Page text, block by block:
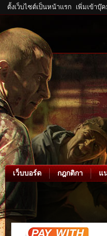
ตั้งเว็บไซต์เป็นหน้าแรก เพิ่มเข้าบุ๊
เว็บบอร์ด กฎกติกา แ